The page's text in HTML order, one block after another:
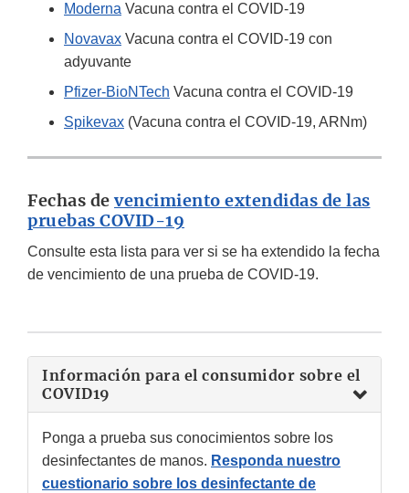
Moderna Vacuna contra el COVID-19
Novavax Vacuna contra el COVID-19 con
adyuvante
Pfizer-BioNTech Vacuna contra el COVID-19
Spikevax (Vacuna contra el COVID-19, ARNm)
Fechas devencimiento extendidas de las
pruebas COVID-19
Consulte esta lista para ver si se ha extendido la fecha
de vencimiento de una prueba de COVID-19.
Información para el consumidor sobre el
COVID19
Ponga a prueba sus conocimientos sobre los
desinfectantes de manos. Responda nuestro
cuestionario sobre los desinfectante de